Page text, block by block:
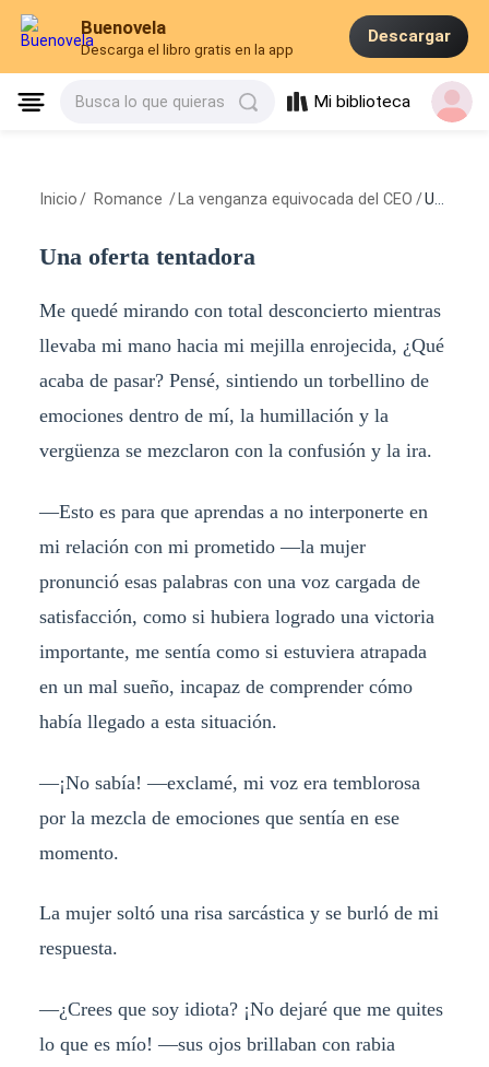
Buenovela
Descarga el libro gratis en la app
Descargar
Busca lo que quieras Mi biblioteca
Inicio / Romance / La venganza equivocada del CEO /Una oferta tentadora
Una oferta tentadora
Me quedé mirando con total desconcierto mientras
llevaba mi mano hacia mi mejilla enrojecida, ¿Qué
acaba de pasar? Pensé, sintiendo un torbellino de
emociones dentro de mí, la humillación y la
vergüenza se mezclaron con la confusión y la ira.
—Esto es para que aprendas a no interponerte en
mi relación con mi prometido —la mujer
pronunció esas palabras con una voz cargada de
satisfacción, como si hubiera logrado una victoria
importante, me sentía como si estuviera atrapada
en un mal sueño, incapaz de comprender cómo
había llegado a esta situación.
—¡No sabía! —exclamé, mi voz era temblorosa
por la mezcla de emociones que sentía en ese
momento.
La mujer soltó una risa sarcástica y se burló de mi
respuesta.
—¿Crees que soy idiota? ¡No dejaré que me quites
lo que es mío! —sus ojos brillaban con rabia